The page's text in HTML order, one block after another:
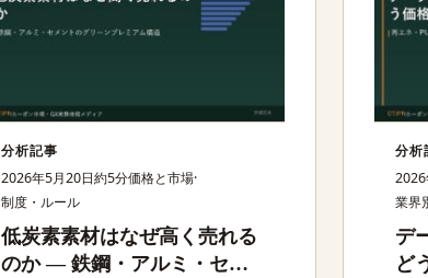
分析記事
2026年5月20日約5分価格と市場·
制度・ルール
低炭素素材はなぜ高く売れる
のか — 鉄鋼・アルミ・セメ
分析
業界
デ
ど